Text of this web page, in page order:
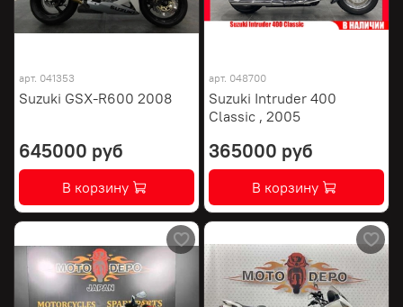
арт. 041353
Suzuki GSX-R600 2008
645000 руб
В корзину
арт. 048700
Suzuki Intruder 400
Classic , 2005
365000 руб
В корзину